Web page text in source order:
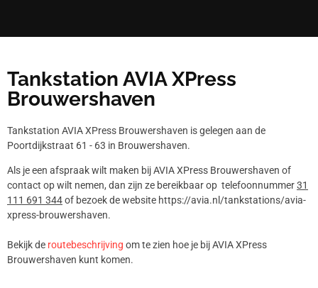
Tankstation AVIA XPress
Brouwershaven
Tankstation AVIA XPress Brouwershaven is gelegen aan de
Poortdijkstraat 61 - 63 in Brouwershaven.
Als je een afspraak wilt maken bij AVIA XPress Brouwershaven of
contact op wilt nemen, dan zijn ze bereikbaar op telefoonnummer31
111 691 344of bezoek de website https://avia.nl/tankstations/avia-
xpress-brouwershaven.
Bekijk de routebeschrijving om te zien hoe je bij AVIA XPress
Brouwershaven kunt komen.